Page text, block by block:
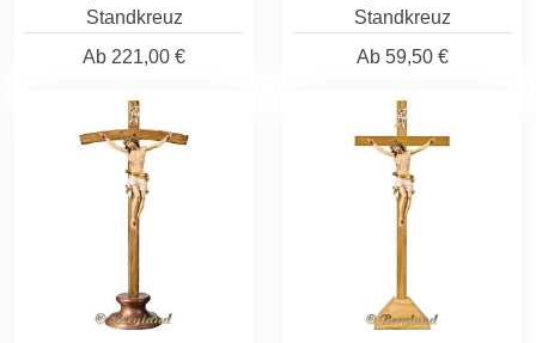
Standkreuz
Ab 221,00 €
Standkreuz
Ab59,50 €